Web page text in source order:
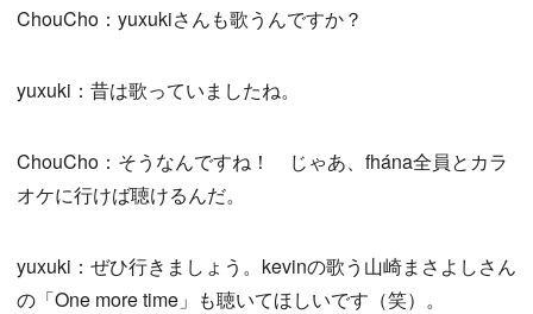
ChouCho：yuxukiさんも歌うんですか？
yuxuki：昔は歌っていましたね。
ChouCho：そうなんですね！ じゃあ、fhána全員とカラ
オケに行けば聴けるんだ。
yuxuki：ぜひ行きましょう。kevinの歌う山崎まさよしさん
の「One more time」も聴いてほしいです（笑）。